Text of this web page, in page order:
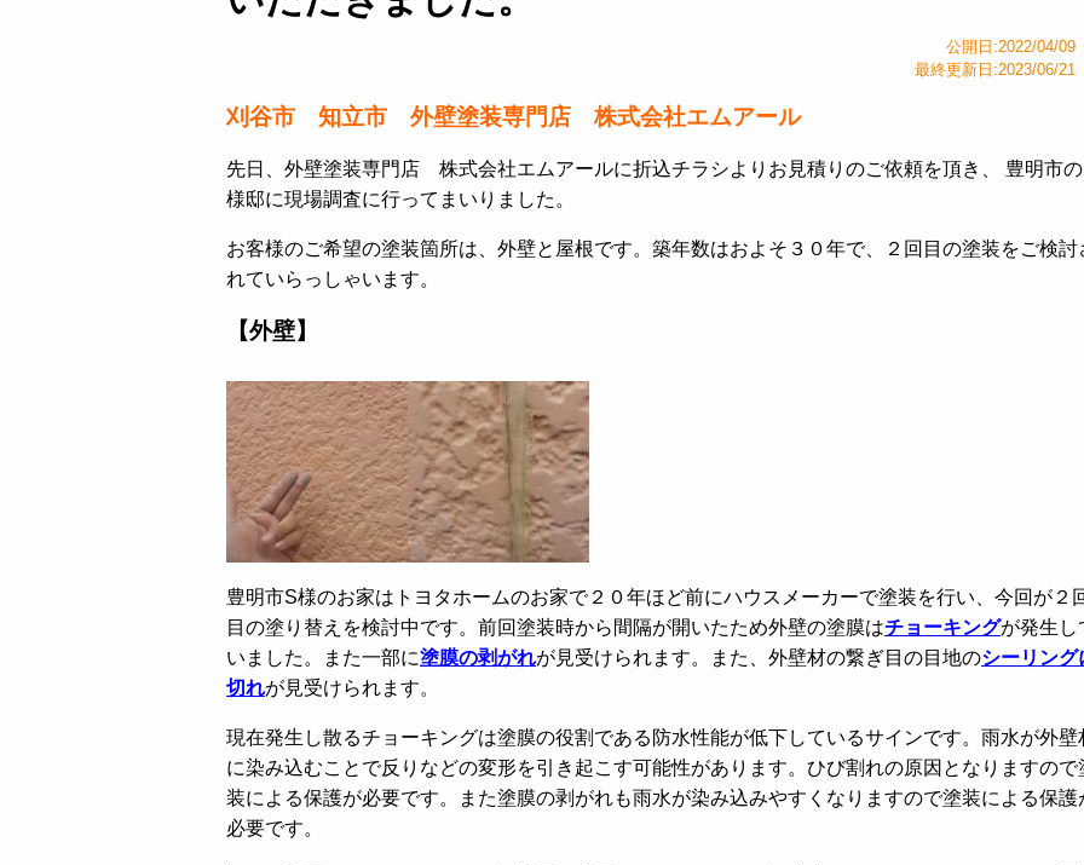
公開日:2022/04/09
最終更新日:2023/06/21
刈谷市 知立市 外壁塗装専門店 株式会社エムアール
先日、外壁塗装専門店 株式会社エムアールに折込チラシよりお見積りのご依頼を頂き、 豊明市
様邸に現場調査に行ってまいりました。
お客様のご希望の塗装箇所は、外壁と屋根です。築年数はおよそ３０年で、２回目の塗装をご検討
れていらっしゃいます。
【外壁】
豊明市S様のお家はトヨタホームのお家で２０年ほど前にハウスメーカーで塗装を行い、今回が２
目の塗り替えを検討中です。前回塗装時から間隔が開いたため外壁の塗膜はチョーキングが発生し
いました。また一部に塗膜の剥がれが見受けられます。また、外壁材の繋ぎ目の目地のシーリング
切れが見受けられます。
現在発生し散るチョーキングは塗膜の役割である防水性能が低下しているサインです。雨水が外壁
に染み込むことで反りなどの変形を引き起こす可能性があります。ひび割れの原因となりますので
装による保護が必要です。また塗膜の剥がれも雨水が染み込みやすくなりますので塗装による保護
必要です。